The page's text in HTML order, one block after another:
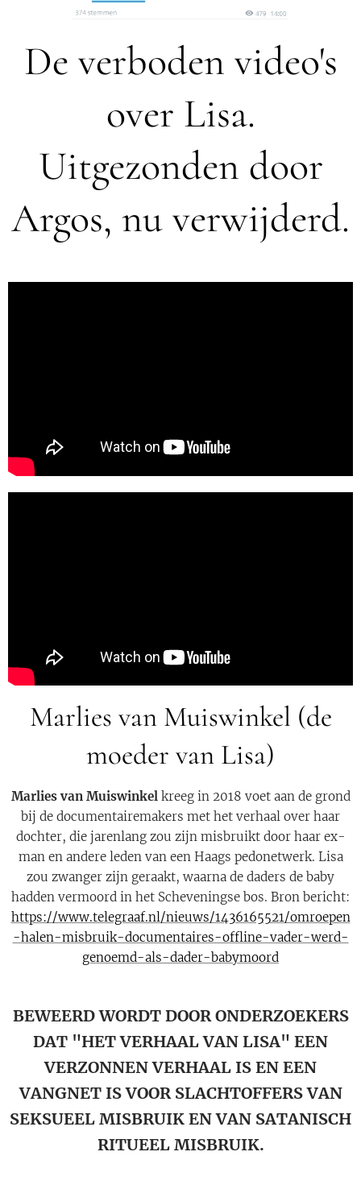
De verboden video's
over Lisa.
Uitgezonden door
Argos, nu verwijderd.
Marlies van Muiswinkel (de
moeder van Lisa)
Marlies van Muiswinkelkreeg in 2018 voet aan de grond
bij de documentairemakers met het verhaal over haar
dochter, die jarenlang zou zijn misbruikt door haar ex-
man en andere leden van een Haags pedonetwerk. Lisa
zou zwanger zijn geraakt, waarna de daders de baby
hadden vermoord in het Scheveningse bos. Bron bericht:
https://www.telegraaf.nl/nieuws/1436165521/omroepen
-halen-misbruik-documentaires-offline-vader-werd-
genoemd-als-dader-babymoord
BEWEERD WORDT DOOR ONDERZOEKERS
DAT "HET VERHAAL VAN LISA" EEN
VERZONNEN VERHAAL IS EN EEN
VANGNET IS VOOR SLACHTOFFERS VAN
SEKSUEEL MISBRUIK EN VAN SATANISCH
RITUEEL MISBRUIK.